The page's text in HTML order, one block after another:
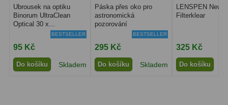
Kompaktní3
9
Pro pozorování přírody a
ornitologie
Ubrousek na optiku
Binorum UltraClean
Optical 30 x...
BESTSELLER
95 Kč
Do košíku Skladem
Páska přes oko pro
astronomická
pozorování
BESTSELLER
295 Kč
Do košíku Skladem
LENSPEN New
Filterklear
325 Kč
Do košíku